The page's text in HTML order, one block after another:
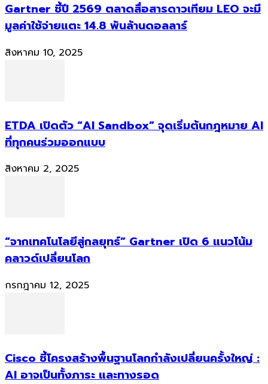
Gartner ชี้ปี 2569 ตลาดสื่อสารดาวเทียม LEO จะมี
มูลค่าใช้จ่ายแตะ 14.8 พันล้านดอลลาร์
สิงหาคม 10, 2025
ETDA เปิดตัว “AI Sandbox” จุดเริ่มต้นกฎหมาย AI
ที่ทุกคนร่วมออกแบบ
สิงหาคม 2, 2025
“จากเทคโนโลยีสู่กลยุทธ์” Gartner เปิด 6 แนวโน้ม
คลาวด์เปลี่ยนโลก
กรกฎาคม 12, 2025
Cisco ชี้โครงสร้างพื้นฐานโลกกำลังเปลี่ยนครั้งใหญ่ :
AI อาจเป็นทั้งภาระ และทางรอด